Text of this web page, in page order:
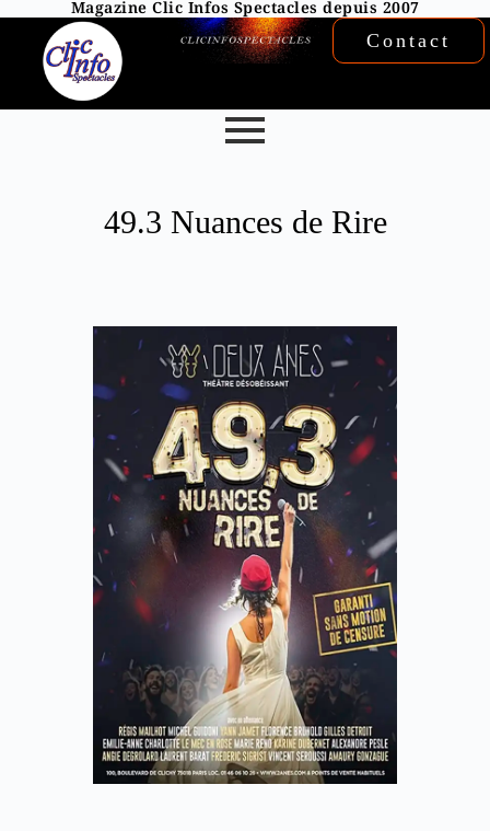
Magazine Clic Infos Spectacles depuis 2007
Contact
49.3 Nuances de Rire